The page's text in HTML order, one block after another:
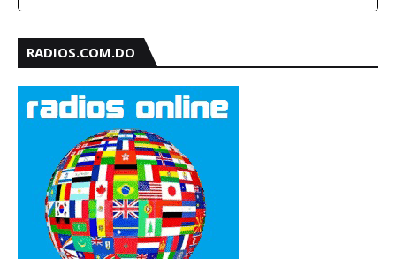
RADIOS.COM.DO